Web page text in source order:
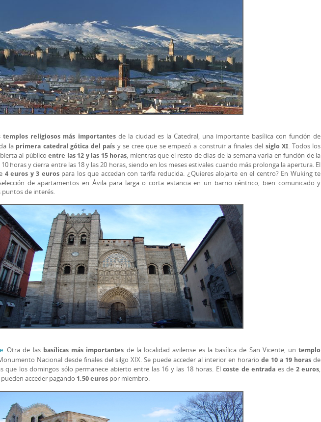
templos religiosos más importantesde la ciudad es la Catedral, una importante basílica con función de
la primera catedral gótica del país y se cree que se empezó a construir a finales del siglo XI. Todos los
al públicoentre las 12 y las 15 horas, mientras que el resto de días de la semana varía en función de la
horas y cierra entre las 18 y las 20 horas, siendo en los meses estivales cuando más prolonga la apertura. El
4 euros y 3 eurospara los que accedan con tarifa reducida. ¿Quieres alojarte en el centro? En Wuking te
de apartamentos en Ávila para larga o corta estancia en un barrio céntrico, bien comunicado y
puntos de interés.
. Otra de las basílicas más importantes de la localidad avilense es la basílica de San Vicente, untemplo
Nacional desde finales del silgo XIX. Se puede acceder al interior en horariode 10 a 19 horas de
que los domingos sólo permanece abierto entre las 16 y las 18 horas. Elcoste de entrada es de 2 euros,
pueden acceder pagando 1,50 euros por miembro.